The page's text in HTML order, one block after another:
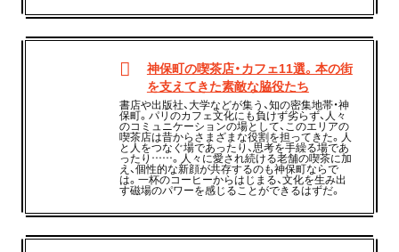
神保町の喫茶店・カフェ11選。本の街
を支えてきた素敵な脇役たち
書店や出版社、大学などが集う、知の密集地帯・神
保町。パリのカフェ文化にも負けず劣らず、人々
のコミュニケーションの場として、このエリアの
喫茶店は昔からさまざまな役割を担ってきた。人
と人をつなぐ場であったり、思考を手繰る場であ
ったり……。人々に愛され続ける老舗の喫茶に加
え、個性的な新顔が共存するのも神保町ならで
は。一杯のコーヒーからはじまる、文化を生み出
す磁場のパワーを感じることができるはずだ。